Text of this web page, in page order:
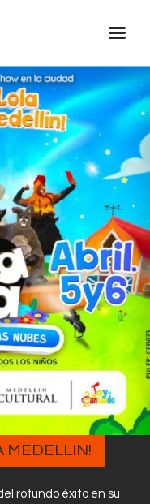
MEDELLIN!
rotundo éxito en su